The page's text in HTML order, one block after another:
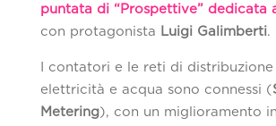
puntata di “Prospettive” dedicata
con protagonista Luigi Galimberti.
I contatori e le reti di distribuzione
elettricità e acqua sono connessi (
Metering), con un miglioramento